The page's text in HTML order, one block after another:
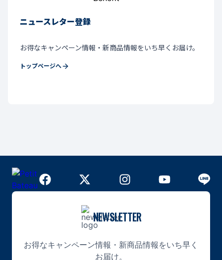
ニュースレター登録
お得なキャンペーン情報・新商品情報をいち早くお届け。
トップページへ
NEWSLETTER
お得なキャンペーン情報・新商品情報をいち早く
お届け。